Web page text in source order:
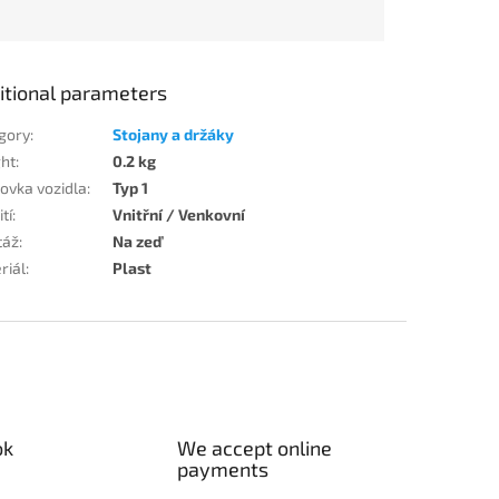
parameters
:
Stojany a držáky
:
0.2 kg
vozidla:
Typ 1
:
Vnitřní / Venkovní
:
Na zeď
: Plast
We accept online
payments